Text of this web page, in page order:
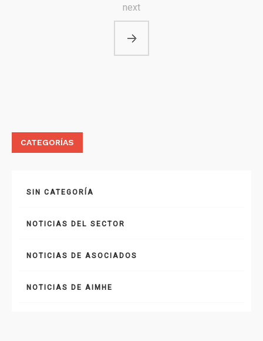
next
CATEGORÍAS
SIN CATEGORÍA
NOTICIAS DEL SECTOR
NOTICIAS DE ASOCIADOS
NOTICIAS DE AIMHE